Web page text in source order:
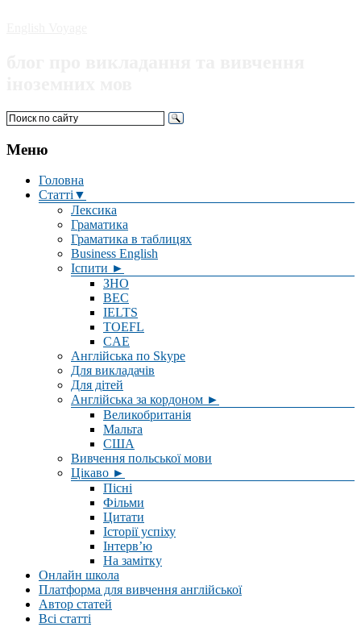
Меню
Головна
Статті▼
Лексика
Граматика
Граматика в таблицях
Business English
Іспити ►
ЗНО
BEC
IELTS
TOEFL
CAE
Англійська по Skype
Для викладачів
Для дітей
Англійська за кордоном ►
Великобританія
Мальта
США
Вивчення польської мови
Цікаво ►
Пісні
Фільми
Цитати
Історії успіху
Інтерв’ю
На замітку
Онлайн школа
Платформа для вивчення англійської
Автор статей
Всі статті